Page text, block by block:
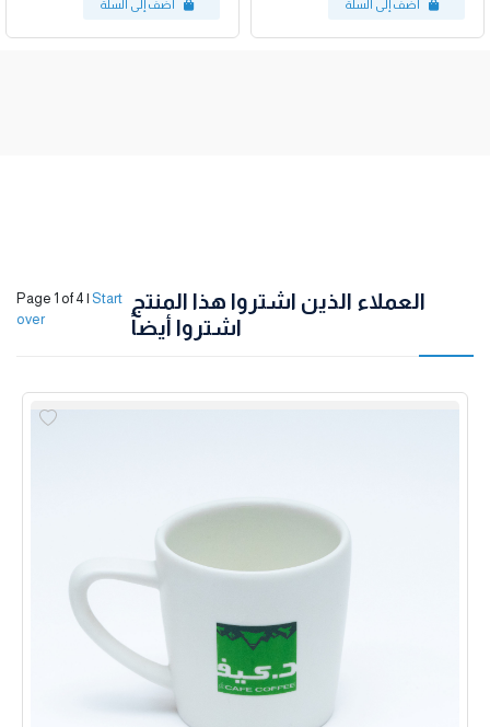
العملاء الذين اشتروا هذا المنتج
اشتروا أيضاً
Page 1 of 4 | Start
over